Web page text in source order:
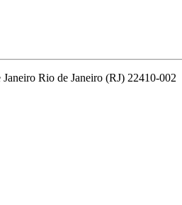
Rio de Janeiro (RJ) 22410-002